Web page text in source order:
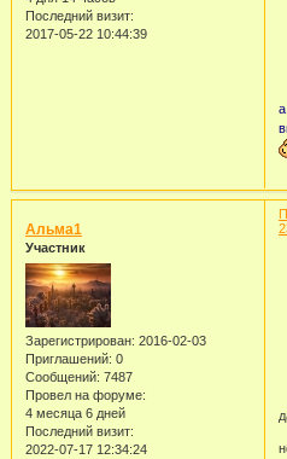
Последний визит:
2017-05-22 10:44:39
Альма1
Участник
Зарегистрирован: 2016-02-03
Приглашений: 0
Сообщений: 7487
Провел на форуме:
4 месяца 6 дней
Последний визит:
2022-07-17 12:34:24